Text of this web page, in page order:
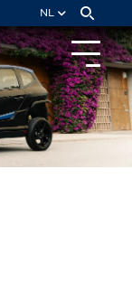
NL